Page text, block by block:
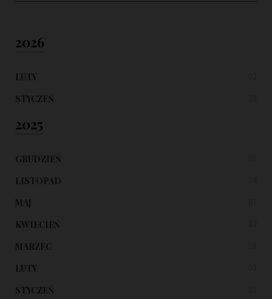
2026
LUTY
STYCZEŃ
2025
GRUDZIEŃ
LISTOPAD
MAJ
KWIECIEŃ
MARZEC
LUTY
STYCZEŃ